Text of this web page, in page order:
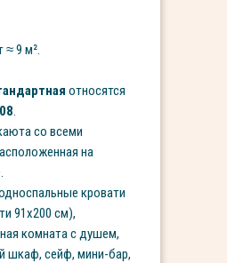
≈ 9 м².
относятся
.
со всеми
на
кровати
91х200 см),
комната с душем,
шкаф, сейф, мини-бар,